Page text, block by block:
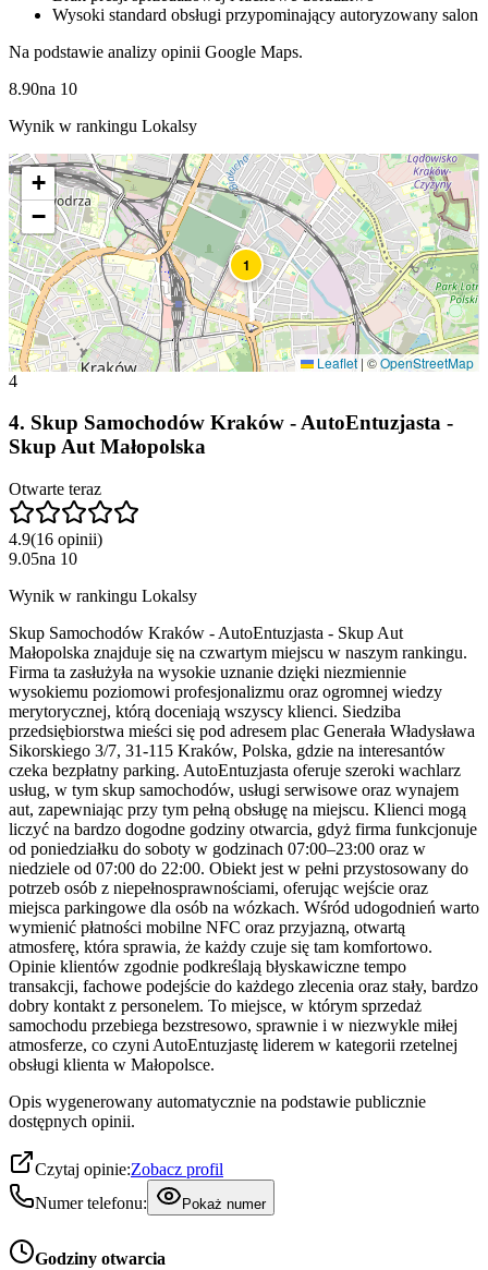
Wysoki standard obsługi przypominający autoryzowany salon
Na podstawie analizy opinii Google Maps.
8.90na 10
Wynik w rankingu Lokalsy
1
+
−
Leaflet | ©OpenStreetMap
4
4. Skup Samochodów Kraków - AutoEntuzjasta -
Skup Aut Małopolska
Otwarte teraz
4.9(16 opinii)
9.05na 10
Wynik w rankingu Lokalsy
Skup Samochodów Kraków - AutoEntuzjasta - Skup Aut
Małopolska znajduje się na czwartym miejscu w naszym rankingu.
Firma ta zasłużyła na wysokie uznanie dzięki niezmiennie
wysokiemu poziomowi profesjonalizmu oraz ogromnej wiedzy
merytorycznej, którą doceniają wszyscy klienci. Siedziba
przedsiębiorstwa mieści się pod adresem plac Generała Władysława
Sikorskiego 3/7, 31-115 Kraków, Polska, gdzie na interesantów
czeka bezpłatny parking. AutoEntuzjasta oferuje szeroki wachlarz
usług, w tym skup samochodów, usługi serwisowe oraz wynajem
aut, zapewniając przy tym pełną obsługę na miejscu. Klienci mogą
liczyć na bardzo dogodne godziny otwarcia, gdyż firma funkcjonuje
od poniedziałku do soboty w godzinach 07:00–23:00 oraz w
niedziele od 07:00 do 22:00. Obiekt jest w pełni przystosowany do
potrzeb osób z niepełnosprawnościami, oferując wejście oraz
miejsca parkingowe dla osób na wózkach. Wśród udogodnień warto
wymienić płatności mobilne NFC oraz przyjazną, otwartą
atmosferę, która sprawia, że każdy czuje się tam komfortowo.
Opinie klientów zgodnie podkreślają błyskawiczne tempo
transakcji, fachowe podejście do każdego zlecenia oraz stały, bardzo
dobry kontakt z personelem. To miejsce, w którym sprzedaż
samochodu przebiega bezstresowo, sprawnie i w niezwykle miłej
atmosferze, co czyni AutoEntuzjastę liderem w kategorii rzetelnej
obsługi klienta w Małopolsce.
Opis wygenerowany automatycznie na podstawie publicznie
dostępnych opinii.
Czytaj opinie:Zobacz profil
Numer telefonu:
Pokaż numer
Godziny otwarcia